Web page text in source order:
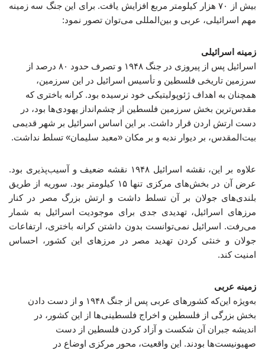
بیش از ۷۰ هزار کیلومتر مربع افزایش یافت. برای این جنگ سه زمینه
مهم اسرائیلی، عربی و بین‌المللی می‌توان تصور نمود:
زمینه اسرائیلی
اسرائیل پس از پیروزی در جنگ ۱۹۴۸ و تصرف حدود ۸۰ درصد از
سرزمین تاریخی فلسطین و تأسیس اسرائیل در این سرزمین،
همچنان به اهداف ژئوپولیتیکی خود نرسیده بود. کرانه باختری که
مقدس‌ترین بخش سرزمین فلسطین از چشم‌انداز یهودی‌ها بود، در
دست ارتش اردن قرار داشت. بر این اساس اسرائیل بر شهر قدیمی
بیت‌المقدس، بر دیوار ندبه و بر مکان «معبد سلیمان» تسلط نداشت.
علاوه بر این، نقشه اسرائیل ۱۹۴۸ نقشه ضعیف و آسیب‌پذیری بود.
عرض آن در بخش‌های مرکزی تنها ۱۵ کیلومتر بود. سوریه از طریق
بلندی‌های جولان بر آن تسلط داشت و ارتش بزرگ مصر در کنار
مرزهای اسرائیل، تهدیدی جدی برای موجودیت اسرائیل به شمار
می‌رفت. اسرائیل نمی‌توانست بدون داشتن کرانه باختری، ارتفاعات
جولان و خنثی کردن تهدید مصر در مرزهای این کشور، احساس
امنیت کند.
زمینه عربی
به‌ویژه این‌که کشورهای عربی پس از جنگ ۱۹۴۸ و از دست دادن
بخش بزرگی از فلسطین و اخراج فلسطینی‌ها از این کشور، در
اندیشه جبران آن شکست و آزاد کردن فلسطین از دست
صهیونیست‌ها بودند. این واقعیت، محور مرکزی اوضاع در